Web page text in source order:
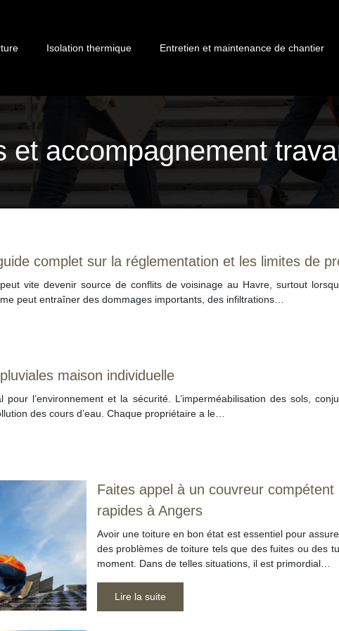
Isolation thermique Entretien et maintenance de chantier
et accompagnement
complet sur la réglementation et les limites de
vite devenir source de conflits de voisinage au Havre, surtout
peut entraîner des dommages importants, des infiltrations…
maison individuelle
l’environnement et la sécurité. L’imperméabilisation des sols,
des cours d’eau. Chaque propriétaire a le…
Faites appel à un couvreur
rapides à Angers
Avoir une toiture en bon état est essentiel pour
des problèmes de toiture tels que des fuites ou des
moment. Dans de telles situations, il est primordial…
Lire la suite